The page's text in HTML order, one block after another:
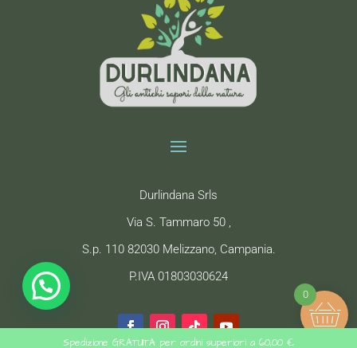
Durlindana Srls
Via S. Tammaro 50 ,
S.p. 110 82030 Melizzano, Campania.
P.IVA 01803030624
0
Spedizione GRATUITA per ordini superiori a 60,00 €